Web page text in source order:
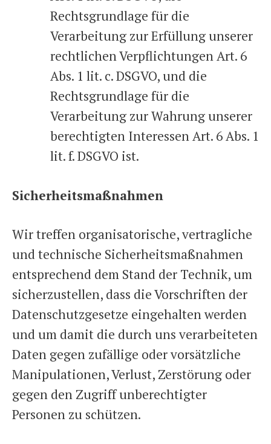
Rechtsgrundlage für die
Verarbeitung zur Erfüllung unserer
rechtlichen Verpflichtungen Art. 6
Abs. 1 lit. c. DSGVO, und die
Rechtsgrundlage für die
Verarbeitung zur Wahrung unserer
berechtigten Interessen Art. 6 Abs. 1
lit. f. DSGVO ist.
Sicherheitsmaßnahmen
Wir treffen organisatorische, vertragliche
und technische Sicherheitsmaßnahmen
entsprechend dem Stand der Technik, um
sicherzustellen, dass die Vorschriften der
Datenschutzgesetze eingehalten werden
und um damit die durch uns verarbeiteten
Daten gegen zufällige oder vorsätzliche
Manipulationen, Verlust, Zerstörung oder
gegen den Zugriff unberechtigter
Personen zu schützen.